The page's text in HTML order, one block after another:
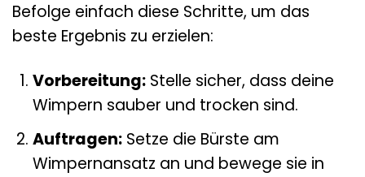
Befolge einfach diese Schritte, um das
beste Ergebnis zu erzielen:
Vorbereitung:Stelle sicher, dass deine
Wimpern sauber und trocken sind.
Auftragen:Setze die Bürste am
Wimpernansatz an und bewege sie in